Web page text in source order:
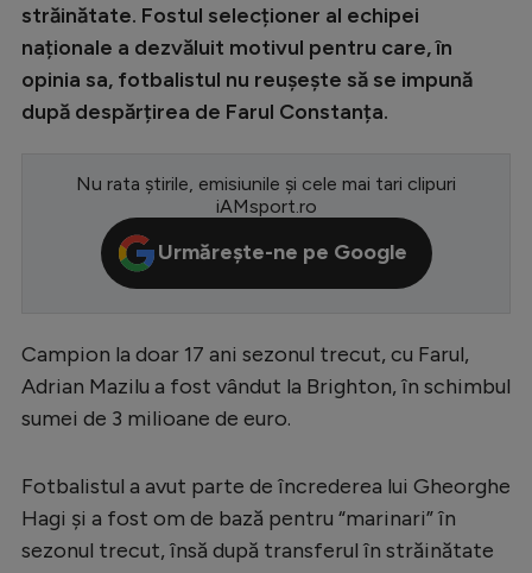
Europa League
Conference League
CM 2026
LaLiga
Serie A
Bundesliga
Campionate
Starurile fotbalului
Stranieri
Clasamente
străinătate. Fostul selecționer al echipei
naționale a dezvăluit motivul pentru care, în
opinia sa, fotbalistul nu reușește să se impună
după despărțirea de Farul Constanța.
Nu rata știrile, emisiunile și cele mai tari clipuri
iAMsport.ro
Urmărește-ne pe Google
Campion la doar 17 ani sezonul trecut, cu Farul,
Adrian Mazilu a fost vândut la Brighton, în schimbul
sumei de 3 milioane de euro.
Fotbalistul a avut parte de încrederea lui Gheorghe
Hagi și a fost om de bază pentru “marinari” în
sezonul trecut, însă după transferul în străinătate